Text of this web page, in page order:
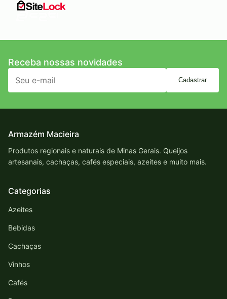
Receba nossas novidades
Cadastrar
Armazém Macieira
Produtos regionais e naturais de Minas Gerais. Queijos
artesanais, cachaças, cafés especiais, azeites e muito mais.
Categorias
Azeites
Bebidas
Cachaças
Vinhos
Cafés